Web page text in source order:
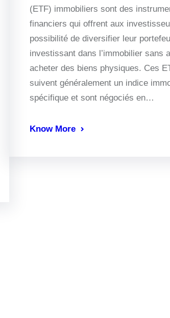
(ETF) immobiliers sont des
financiers qui offrent aux
possibilité de diversifier leur
investissant dans l’immobilier sans
acheter des biens physiques. Ces
suivent généralement un indice
spécifique et sont négociés en…
Know More